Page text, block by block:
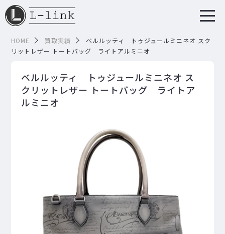
HOME 買取実績
ベルルッティ トゥジュールミニネオ スク
リットレザー トートバッグ ライトアルミニオ
ベルルッティ トゥジュールミニネオ ス
クリットレザー トートバッグ ライトア
ルミニオ